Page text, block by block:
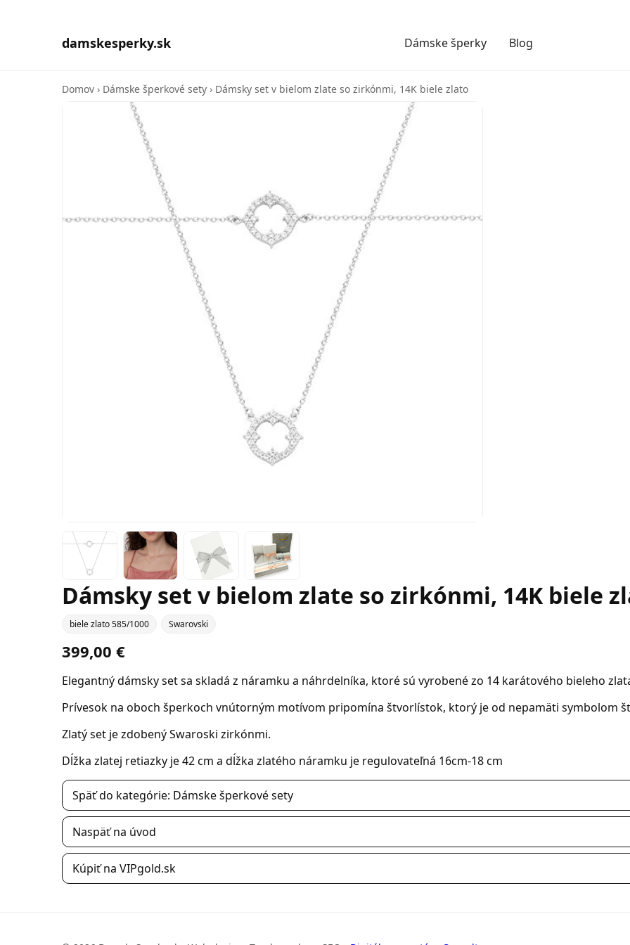
damskesperky.sk Dámske šperky Blog
Domov › Dámske šperkové sety › Dámsky set v bielom zlate so zirkónmi, 14K biele zlato
Dámsky set v bielom zlate so zirkónmi, 14K biele
biele zlato 585/1000 Swarovski
399,00 €
Elegantný dámsky set sa skladá z náramku a náhrdelníka, ktoré sú vyrobené zo 14 karátového bieleho
Prívesok na oboch šperkoch vnútorným motívom pripomína štvorlístok, ktorý je od nepamäti symbolom
Zlatý set je zdobený Swaroski zirkónmi.
Dĺžka zlatej retiazky je 42 cm a dĺžka zlatého náramku je regulovateľná 16cm-18 cm
Späť do kategórie: Dámske šperkové sety
Naspäť na úvod
Kúpiť na VIPgold.sk